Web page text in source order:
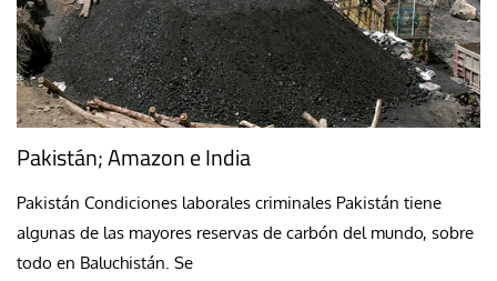
Pakistán; Amazon e India
Pakistán Condiciones laborales criminales Pakistán tiene
algunas de las mayores reservas de carbón del mundo, sobre
todo en Baluchistán. Se